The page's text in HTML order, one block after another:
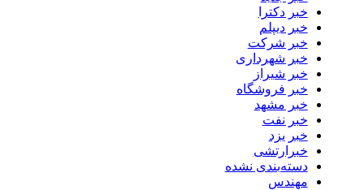
خبر دکترا
خبر دیپلم
خبر شرکت
خبر شهرداری
خبر شیراز
خبر فروشگاه
خبر مشهد
خبر نفت
خبر یزد
خبرارتشی
دسته‌بندی نشده
مهندس